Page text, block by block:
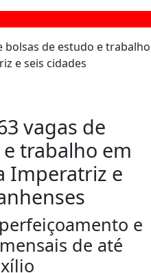
vagas de
trabalho em
Imperatriz e
e
de até